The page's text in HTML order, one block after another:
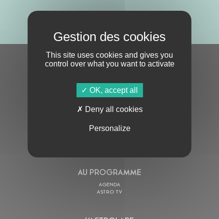
S'ABONNER À LA NEWSLETTER
AU PROGRAMME
AGENDA
ASTRO TV
This site uses cookies and gives you
control over what you want to activate
OK, accept all
Deny all cookies
Personalize